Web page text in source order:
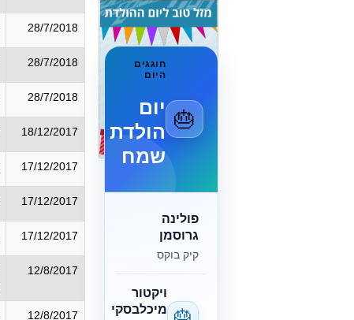
🎂
חוגגים
היום
יום
הולדת
שמח
פולינה
גרוסמן
קיק בוקס
ויקטור
מיכלבסקי
28/7/2018
28/7/2018
28/7/2018
18/12/2017
17/12/2017
17/12/2017
17/12/2017
12/8/2017
12/8/2017